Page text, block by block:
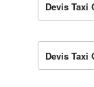
Devis Taxi
Devis Taxi